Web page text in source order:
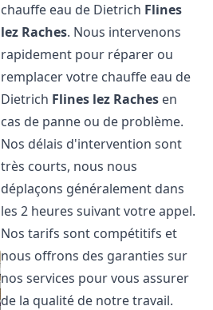
chauffe eau de Dietrich Flines
lez Raches. Nous intervenons
rapidement pour réparer ou
remplacer votre chauffe eau de
Dietrich Flines lez Raches en
cas de panne ou de problème.
Nos délais d'intervention sont
très courts, nous nous
déplaçons généralement dans
les 2 heures suivant votre appel.
Nos tarifs sont compétitifs et
nous offrons des garanties sur
nos services pour vous assurer
de la qualité de notre travail.